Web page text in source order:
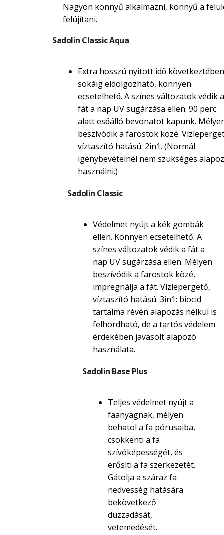
Nagyon könnyű alkalmazni, könnyű a
felújítani.
Sadolin Classic Aqua
Extra hosszú nyitott idő következtében
sokáig eldolgozható, könnyen
ecsetelhető. A színes változatok védik a
fát a nap UV sugárzása ellen. 90 perc
alatt esőálló bevonatot kapunk.
beszívódik a farostok közé.
víztaszító hatású. 2in1. (Normál
igénybevételnél nem szükséges
használni.)
Sadolin Classic
Védelmet nyújt a kék gombák
ellen. Könnyen ecsetelhető. A
színes változatok védik a fát a
nap UV sugárzása ellen. Mélyen
beszívódik a farostok közé,
impregnálja a fát. Vízlepergető,
víztaszító hatású. 3in1: biocid
tartalma révén alapozás nélkül is
felhordható, de a tartós védelem
érdekében javasolt alapozó
használata.
Sadolin Base Plus
Teljes védelmet nyújt a
faanyagnak, mélyen
behatol a fa pórusaiba,
csökkenti a fa
szívóképességét, és
erősíti a fa szerkezetét.
Gátolja a száraz fa
nedvesség hatására
bekövetkező
duzzadását,
vetemedését.